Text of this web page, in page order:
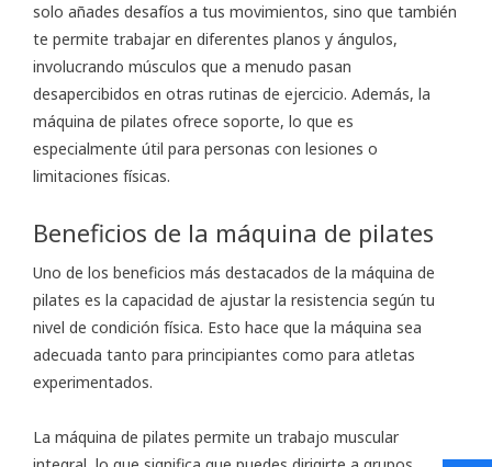
solo añades desafíos a tus movimientos, sino que también
te permite trabajar en diferentes planos y ángulos,
involucrando músculos que a menudo pasan
desapercibidos en otras rutinas de ejercicio. Además, la
máquina de pilates ofrece soporte, lo que es
especialmente útil para personas con lesiones o
limitaciones físicas.
Beneficios de la máquina de pilates
Uno de los beneficios más destacados de la máquina de
pilates es la capacidad de ajustar la resistencia según tu
nivel de condición física. Esto hace que la máquina sea
adecuada tanto para principiantes como para atletas
experimentados.
La máquina de pilates permite un trabajo muscular